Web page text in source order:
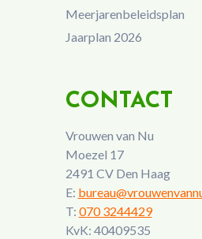
Meerjarenbeleidsplan
Jaarplan 2026
CONTACT
Vrouwen van Nu
Moezel 17
2491 CV Den Haag
E:
T: 070 3244429
KvK: 40409535